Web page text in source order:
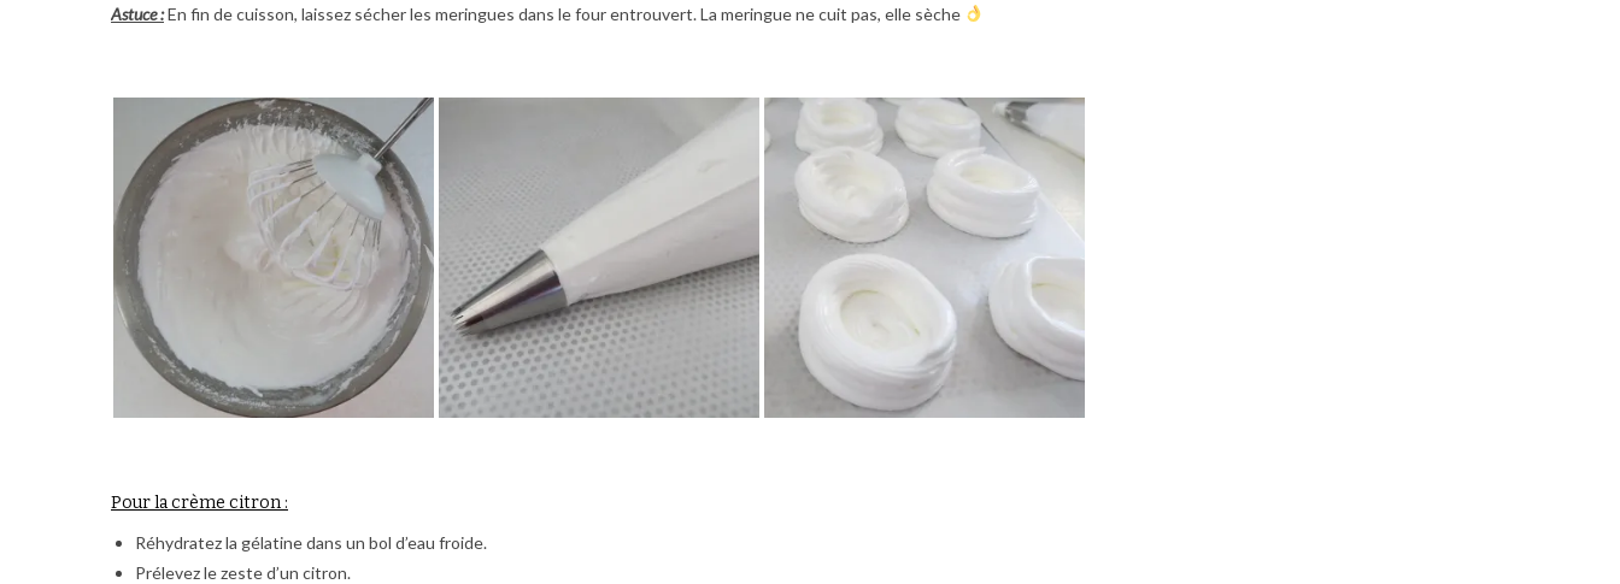
Astuce :En fin de cuisson, laissez sécher les meringues dans le four entrouvert. La meringue ne cuit pas, elle sèche
Pour la crème citron :
Réhydratez la gélatine dans un bol d’eau froide.
Prélevez le zeste d’un citron.